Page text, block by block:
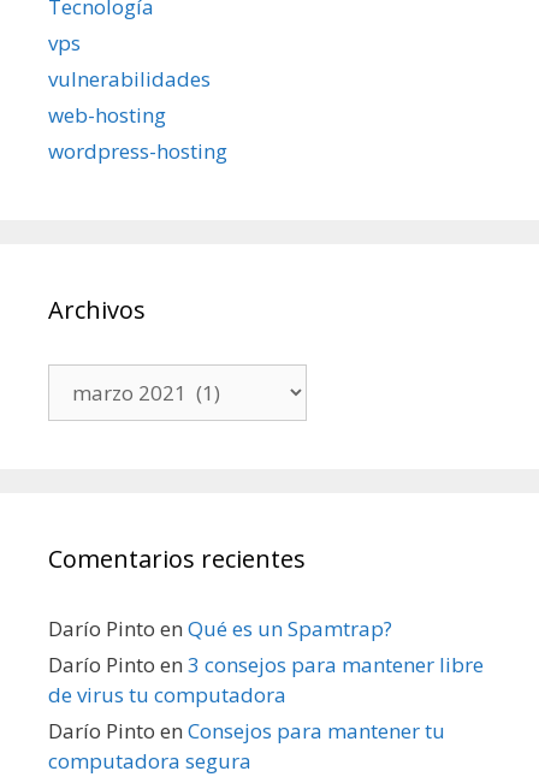
Tecnología
vps
vulnerabilidades
web-hosting
wordpress-hosting
Archivos
Comentarios recientes
Darío Pinto en Qué es un Spamtrap?
Darío Pinto en 3 consejos para mantener libre
de virus tu computadora
Darío Pinto en Consejos para mantener tu
computadora segura